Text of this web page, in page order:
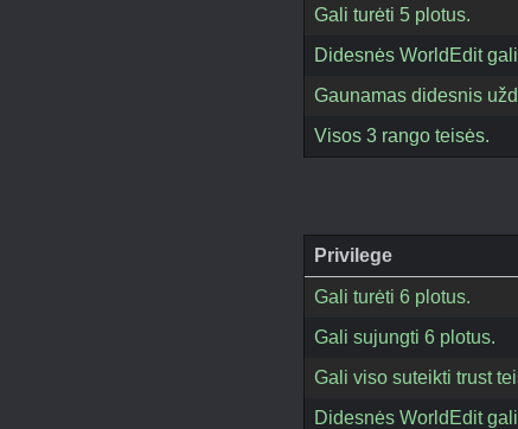
Gali turėti 5 plotus.
Didesnės WorldEdit
Gaunamas didesnis
Visos 3 rango teisės.
Privilege
Gali turėti 6 plotus.
Gali sujungti 6 plotus.
Gali viso suteikti trust
Didesnės WorldEdit